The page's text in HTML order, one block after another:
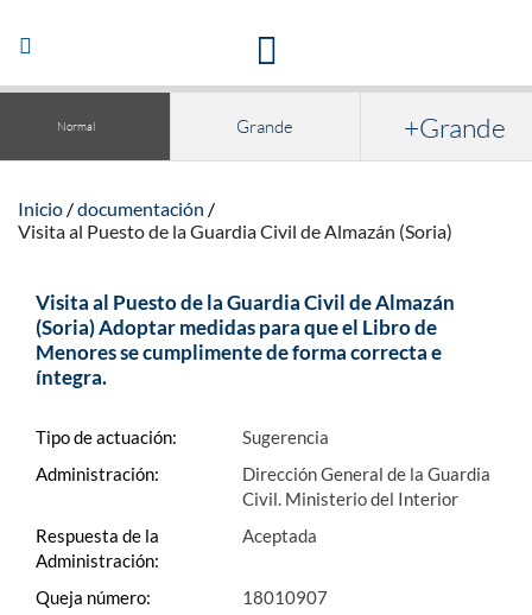
Abrir/Cerrar
navegación
Normal Grande +Grande
Inicio
documentación
Visita al Puesto de la Guardia Civil de Almazán (Soria)
Visita al Puesto de la Guardia Civil de Almazán
(Soria) Adoptar medidas para que el Libro de
Menores se cumplimente de forma correcta e
íntegra.
Tipo de actuación:
Sugerencia
Administración:
Dirección General de la Guardia
Civil. Ministerio del Interior
Respuesta de la
Administración:
Aceptada
Queja número: 18010907